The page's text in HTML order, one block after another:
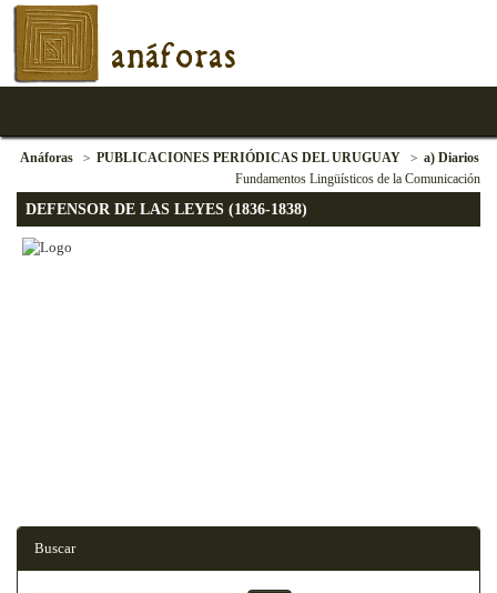
anáforas
Anáforas PUBLICACIONES PERIÓDICAS DEL URUGUAY
a) Diarios
Fundamentos Lingüísticos de la Comunicación
DEFENSOR DE LAS LEYES (1836-1838)
Buscar